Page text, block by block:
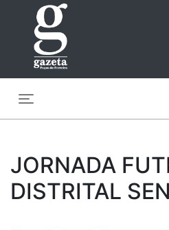
JORNADA
DISTRITAL